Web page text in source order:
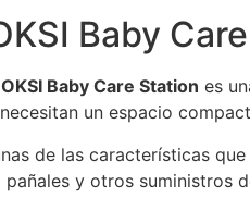
Baby
Baby Care Station es
un espacio
de las características
pañales y otros suministros